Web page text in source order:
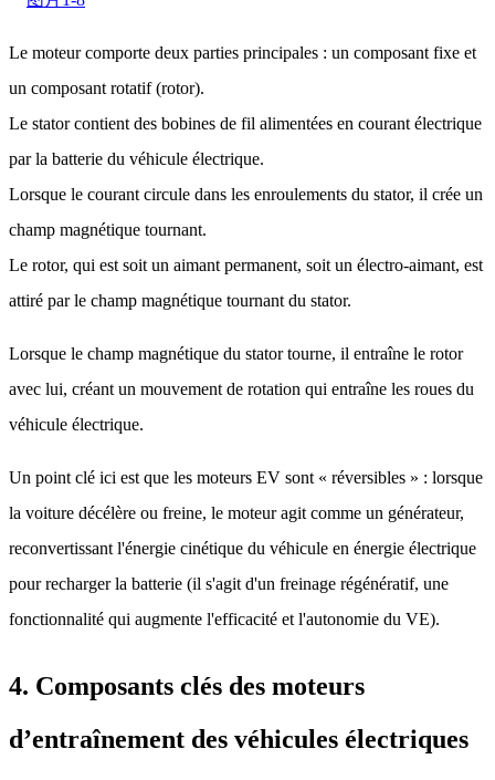
Le moteur comporte deux parties principales : un composant fixe et
un composant rotatif (rotor).
Le stator contient des bobines de fil alimentées en courant électrique
par la batterie du véhicule électrique.
Lorsque le courant circule dans les enroulements du stator, il crée un
champ magnétique tournant.
Le rotor, qui est soit un aimant permanent, soit un électro-aimant, est
attiré par le champ magnétique tournant du stator.
Lorsque le champ magnétique du stator tourne, il entraîne le rotor
avec lui, créant un mouvement de rotation qui entraîne les roues du
véhicule électrique.
Un point clé ici est que les moteurs EV sont « réversibles » : lorsque
la voiture décélère ou freine, le moteur agit comme un générateur,
reconvertissant l'énergie cinétique du véhicule en énergie électrique
pour recharger la batterie (il s'agit d'un freinage régénératif, une
fonctionnalité qui augmente l'efficacité et l'autonomie du VE).
4. Composants clés des moteurs
d’entraînement des véhicules électriques